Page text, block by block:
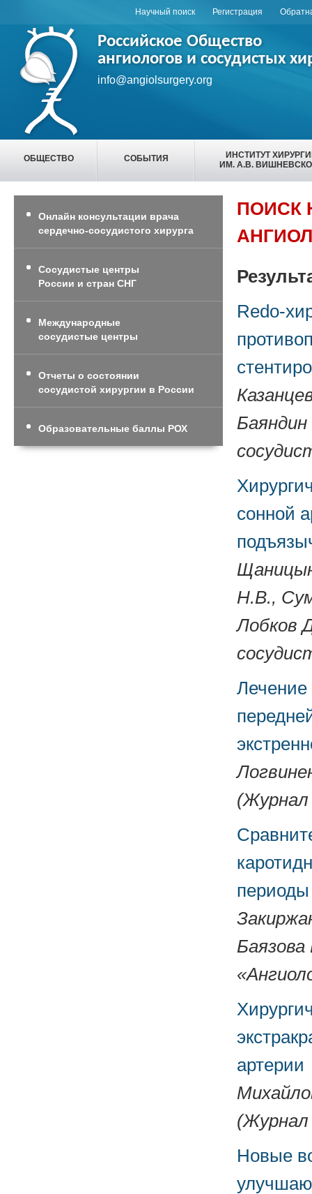
Научный поиск Регистрация
Российское Общество
ангиологов и сосудистых
info@angiolsurgery.org
ОБЩЕСТВО СОБЫТИЯ
ИНСТИТУТ
ИМ. А.В.
ПОИСК
Redo-
сонной
Н.В.,
Лобков
Лечение
(Журнал
периоды
артерии
(Журнал
Новые
Онлайн консультации врача
сердечно-сосудистого хирурга
Сосудистые центры
России и стран СНГ
Международные
сосудистые центры
Отчеты о состоянии
сосудистой хирургии в России
Образовательные баллы РОХ